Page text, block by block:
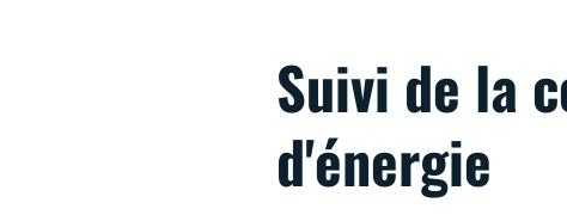
Suivi de la
d'énergie